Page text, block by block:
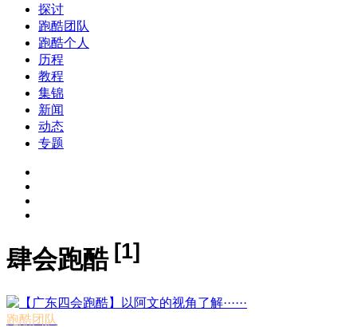
探讨
跑酷团队
跑酷个人
历程
教程
集锦
新闻
动态
专题
肆会跑酷 [1]
跑酷团队